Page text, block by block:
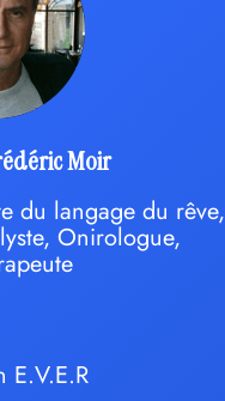
Moir
du langage du rêve,
Onirologue,
E.V.E.R